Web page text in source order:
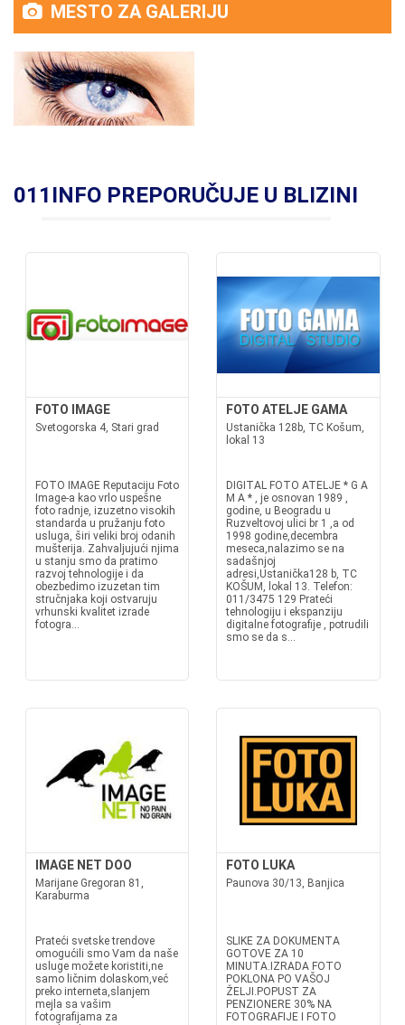
MESTO ZA GALERIJU
011INFO PREPORUČUJE U BLIZINI
FOTO IMAGE
Svetogorska 4, Stari grad
FOTO IMAGE Reputaciju Foto
Image-a kao vrlo uspešne
foto radnje, izuzetno visokih
standarda u pružanju foto
usluga, širi veliki broj odanih
mušterija. Zahvaljujući njima
u stanju smo da pratimo
razvoj tehnologije i da
obezbedimo izuzetan tim
stručnjaka koji ostvaruju
vrhunski kvalitet izrade
fotogra...
FOTO ATELJE GAMA
Ustanička 128b, TC Košum,
lokal 13
DIGITAL FOTO ATELJE * G A
M A * , je osnovan 1989 ,
godine, u Beogradu u
Ruzveltovoj ulici br 1 ,a od
1998 godine,decembra
meseca,nalazimo se na
sadašnjoj
adresi,Ustanička128 b, TC
KOŠUM, lokal 13. Telefon:
011/3475 129 Prateći
tehnologiju i ekspanziju
digitalne fotografije , potrudili
smo se da s...
IMAGE NET DOO
Marijane Gregoran 81,
Karaburma
Prateći svetske trendove
omogućili smo Vam da naše
usluge možete koristiti,ne
samo ličnim dolaskom,već
preko interneta,slanjem
mejla sa vašim
fotografijama za
FOTO LUKA
Paunova 30/13, Banjica
SLIKE ZA DOKUMENTA
GOTOVE ZA 10
MINUTA.IZRADA FOTO
POKLONA PO VAŠOJ
ŽELJI.POPUST ZA
PENZIONERE 30% NA
FOTOGRAFIJE I FOTO